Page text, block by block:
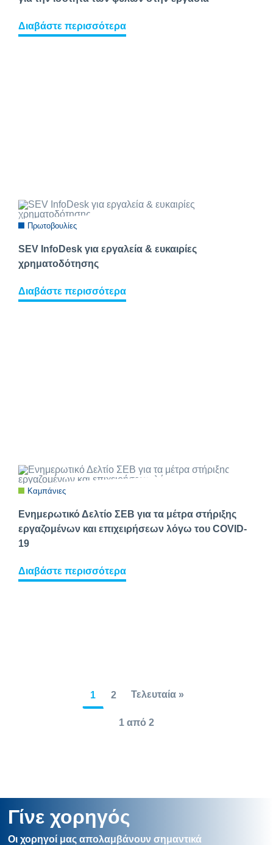
Διαβάστε περισσότερα
Πρωτοβουλίες
SEV InfoDesk για εργαλεία & ευκαιρίες
χρηματοδότησης
Διαβάστε περισσότερα
Καμπάνιες
Ενημερωτικό Δελτίο ΣΕΒ για τα μέτρα στήριξης
εργαζομένων και επιχειρήσεων λόγω του COVID-
19
Διαβάστε περισσότερα
1 2 Τελευταία »
1 από 2
Γίνε χορηγός
Οι χορηγοί μας απολαμβάνουν σημαντικά